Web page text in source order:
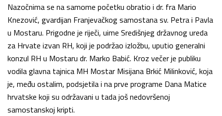
Nazočnima se na samome početku obratio i dr. fra Mario
Knezović, gvardijan Franjevačkog samostana sv. Petra i Pavla
u Mostaru. Prigodne je riječi, uime Središnjeg državnog ureda
za Hrvate izvan RH, koji je podržao izložbu, uputio generalni
konzul RH u Mostaru dr. Marko Babić. Kroz večer je publiku
vodila glavna tajnica MH Mostar Misijana Brkić Milinković, koja
je, među ostalim, podsjetila i na prve programe Dana Matice
hrvatske koji su održavani u tada još nedovršenoj
samostanskoj kripti.